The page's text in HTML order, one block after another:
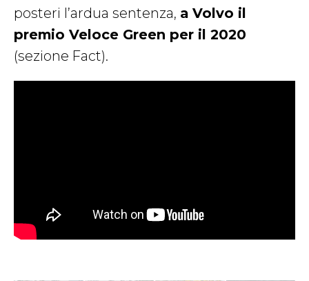
posteri l’ardua sentenza, a Volvo il
premio Veloce Green per il 2020
(sezione Fact).